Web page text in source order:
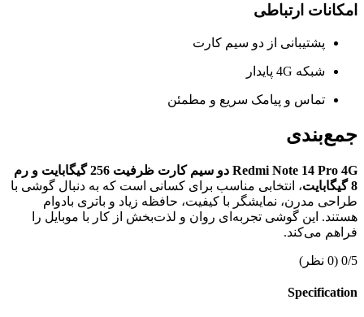
امکانات ارتباطی
پشتیبانی از دو سیم کارت
شبکه 4G پایدار
تماس و پیامک سریع و مطمئن
جمع‌بندی
Redmi Note 14 Pro 4G دو سیم کارت ظرفیت 256 گیگابایت و رم
8 گیگابایت
، انتخابی مناسب برای کسانی است که به دنبال گوشی با
طراحی مدرن، نمایشگر با کیفیت، حافظه زیاد و باتری بادوام
هستند. این گوشی تجربه‌ای روان و لذت‌بخش از کار با موبایل را
فراهم می‌کند.
0/5 (0 نظر)
Specification